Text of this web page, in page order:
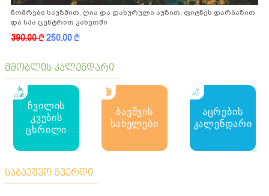
ნომრები საუზმით, ღია და დახურული აუზით, ფიტნეს დარბაზით
და სპა ცენტრით კახეთში
390.00k250.00k
მშობლის კალენდარი
ჩვილის
კვების
ცხრილი
ბავშვის
სახელები
აცრების
კალენდარი
საბავშვო გვერდი